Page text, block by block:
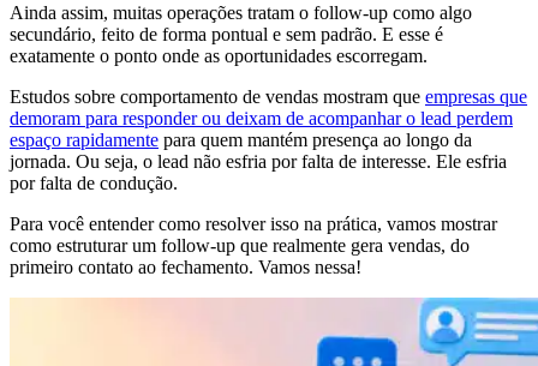
Ainda assim, muitas operações tratam o follow-up como algo
secundário, feito de forma pontual e sem padrão. E esse é
exatamente o ponto onde as oportunidades escorregam.
Estudos sobre comportamento de vendas mostram que empresas que
demoram para responder ou deixam de acompanhar o lead perdem
espaço rapidamente para quem mantém presença ao longo da
jornada. Ou seja, o lead não esfria por falta de interesse. Ele esfria
por falta de condução.
Para você entender como resolver isso na prática, vamos mostrar
como estruturar um follow-up que realmente gera vendas, do
primeiro contato ao fechamento. Vamos nessa!